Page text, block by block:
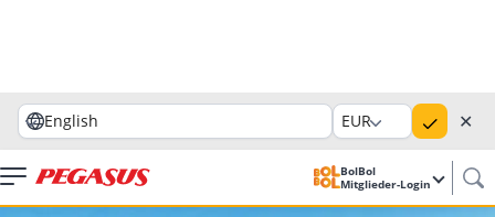
English EUR ✕
BolBol
Mitglieder-Login